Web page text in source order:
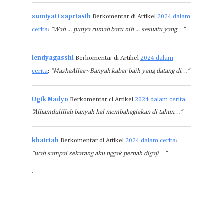
sumiyati sapriasih Berkomentar di Artikel 2024 dalam
cerita: “Wah ... punya rumah baru nih ... sesuatu yang…”
lendyagasshi Berkomentar di Artikel 2024 dalam
cerita: “MashaAllaa~Banyak kabar baik yang datang di…”
Ugik Madyo Berkomentar di Artikel 2024 dalam cerita:
“Alhamdulillah banyak hal membahagiakan di tahun…”
khairiah Berkomentar di Artikel 2024 dalam cerita:
“wah sampai sekarang aku nggak pernah digaji…”
`